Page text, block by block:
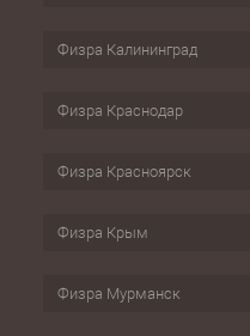
Физра Калининград
Физра Краснодар
Физра Красноярск
Физра Крым
Физра Мурманск